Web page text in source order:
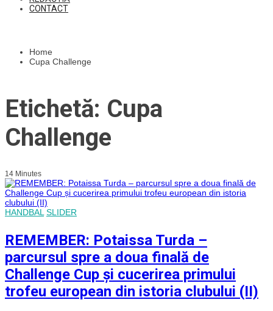
CONTACT
Home
Cupa Challenge
Etichetă: Cupa
Challenge
14 Minutes
HANDBAL SLIDER
REMEMBER: Potaissa Turda –
parcursul spre a doua finală de
Challenge Cup și cucerirea primului
trofeu european din istoria clubului (II)